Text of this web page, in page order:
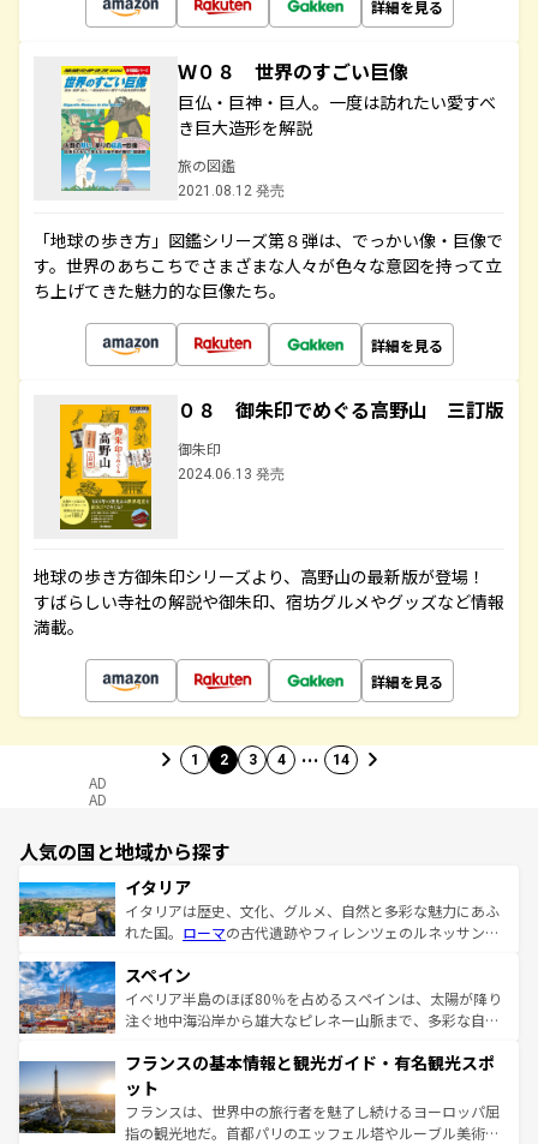
詳細を見る
Ｗ０８ 世界のすごい巨像
巨仏・巨神・巨人。一度は訪れたい愛すべ
き巨大造形を解説
旅の図鑑
2021.08.12 発売
「地球の歩き方」図鑑シリーズ第８弾は、でっかい像・巨像で
す。世界のあちこちでさまざまな人々が色々な意図を持って立
ち上げてきた魅力的な巨像たち。
詳細を見る
０８ 御朱印でめぐる高野山 三訂版
御朱印
2024.06.13 発売
地球の歩き方御朱印シリーズより、高野山の最新版が登場！
すばらしい寺社の解説や御朱印、宿坊グルメやグッズなど情報
満載。
詳細を見る
1 2 3 4 … 14
AD
AD
人気の国と地域から探す
イタリア
イタリアは歴史、文化、グルメ、自然と多彩な魅力にあふ
れた国。 ローマの古代遺跡やフィレンツェのルネッサンス
ろん、トスカーナの美しい田園風景やアマルフィ海岸の絶
景など、自然景観も見逃せない。観光の合間には、本場の
ピザやパスタなど、絶品のイタリア料理を堪能することも
ませてくれるイタリアで、忘れられない旅をしてみよう！
なお、新着のイタリア情報は
しい。
スペイン
イベリア半島のほぼ80％を占めるスペインは、太陽が降り
注ぐ地中海沿岸から雄大なピレネー山脈まで、多彩な自然
文化が根付くこの国では、情熱的なフラメンコ、熱気あふ
れる闘牛、そして美味しいタパスが生活の一部となってい
る。首都マドリードの洗練された雰囲気や、バルセロナの
アートに溢れた街角から、地方では古代ローマ遺跡や中世
フランスの基本情報と観光ガイド・有名観光スポ
ット
フランスは、世界中の旅行者を魅了し続けるヨーロッパ屈
指の観光地だ。首都パリのエッフェル塔やルーブル美術館